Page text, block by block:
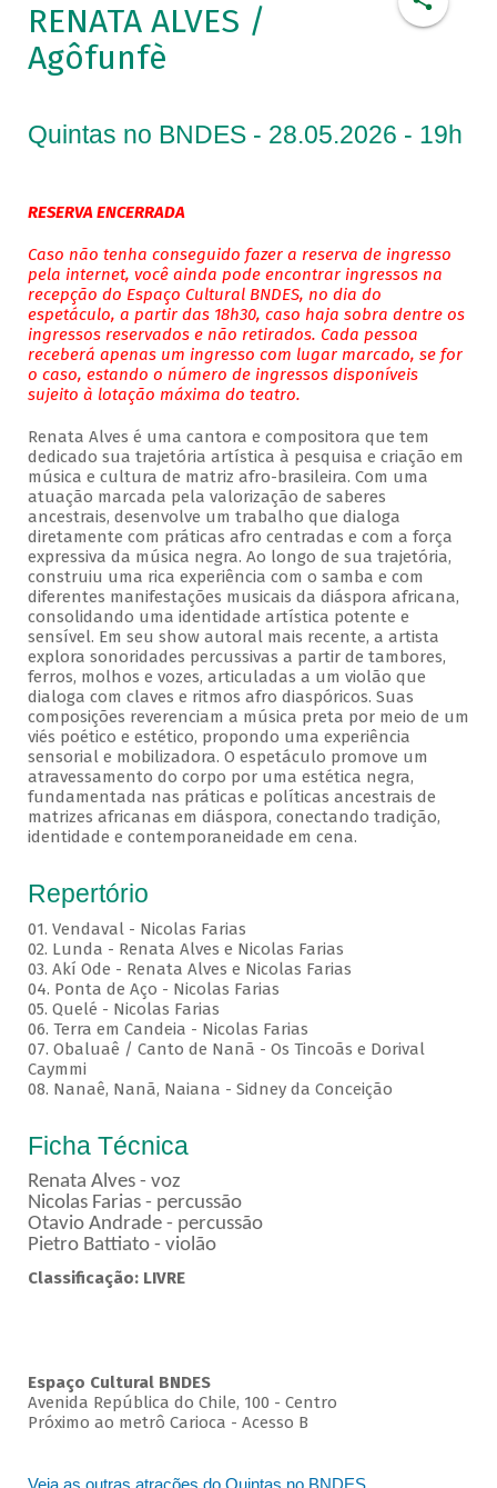
RENATA ALVES /
Agôfunfè
Quintas no BNDES - 28.05.2026 - 19h
RESERVA ENCERRADA
Caso não tenha conseguido fazer a reserva de ingresso
pela internet, você ainda pode encontrar ingressos na
recepção do Espaço Cultural BNDES, no dia do
espetáculo, a partir das 18h30, caso haja sobra dentre os
ingressos reservados e não retirados. Cada pessoa
receberá apenas um ingresso com lugar marcado, se for
o caso, estando o número de ingressos disponíveis
sujeito à lotação máxima do teatro.
Renata Alves é uma cantora e compositora que tem
dedicado sua trajetória artística à pesquisa e criação em
música e cultura de matriz afro-brasileira. Com uma
atuação marcada pela valorização de saberes
ancestrais, desenvolve um trabalho que dialoga
diretamente com práticas afro centradas e com a força
expressiva da música negra. Ao longo de sua trajetória,
construiu uma rica experiência com o samba e com
diferentes manifestações musicais da diáspora africana,
consolidando uma identidade artística potente e
sensível. Em seu show autoral mais recente, a artista
explora sonoridades percussivas a partir de tambores,
ferros, molhos e vozes, articuladas a um violão que
dialoga com claves e ritmos afro diaspóricos. Suas
composições reverenciam a música preta por meio de um
viés poético e estético, propondo uma experiência
sensorial e mobilizadora. O espetáculo promove um
atravessamento do corpo por uma estética negra,
fundamentada nas práticas e políticas ancestrais de
matrizes africanas em diáspora, conectando tradição,
identidade e contemporaneidade em cena.
Repertório
01. Vendaval - Nicolas Farias
02. Lunda - Renata Alves e Nicolas Farias
03. Akí Ode - Renata Alves e Nicolas Farias
04. Ponta de Aço - Nicolas Farias
05. Quelé - Nicolas Farias
06. Terra em Candeia - Nicolas Farias
07. Obaluaê / Canto de Nanã - Os Tincoãs e Dorival
Caymmi
08. Nanaê, Nanã, Naiana - Sidney da Conceição
Ficha Técnica
Renata Alves - voz
Nicolas Farias - percussão
Otavio Andrade - percussão
Pietro Battiato - violão
Classificação: LIVRE
Espaço Cultural BNDES
Avenida República do Chile, 100 - Centro
Próximo ao metrô Carioca - Acesso B